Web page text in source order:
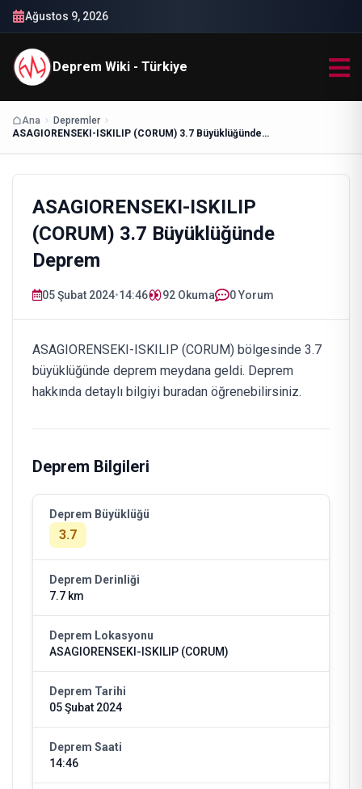
Ağustos 9, 2026
Deprem Wiki - Türkiye
Ana
Depremler
ASAGIORENSEKI-ISKILIP (CORUM) 3.7 Büyüklüğünde Deprem
ASAGIORENSEKI-ISKILIP
(CORUM) 3.7 Büyüklüğünde
Deprem
05 Şubat 2024•14:46 92 Okuma 0 Yorum
ASAGIORENSEKI-ISKILIP (CORUM) bölgesinde 3.7
büyüklüğünde deprem meydana geldi. Deprem
hakkında detaylı bilgiyi buradan öğrenebilirsiniz.
Deprem Bilgileri
Deprem Büyüklüğü
3.7
Deprem Derinliği
7.7 km
Deprem Lokasyonu
ASAGIORENSEKI-ISKILIP (CORUM)
Deprem Tarihi
05 Şubat 2024
Deprem Saati
14:46